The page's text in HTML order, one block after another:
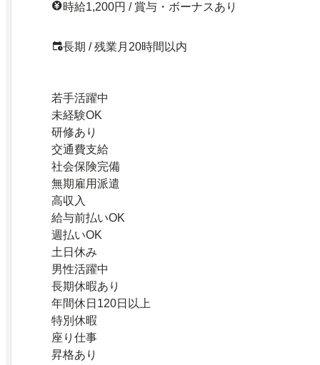
時給1,200円 / 賞与・ボーナスあり
長期 / 残業月20時間以内
若手活躍中
未経験OK
研修あり
交通費支給
社会保険完備
無期雇用派遣
高収入
給与前払いOK
週払いOK
土日休み
男性活躍中
長期休暇あり
年間休日120日以上
特別休暇
座り仕事
昇格あり